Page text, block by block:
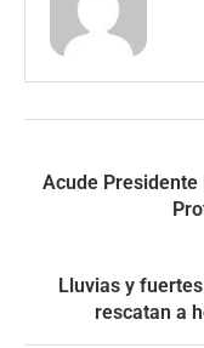
Acude
Lluvias y
rescatan a